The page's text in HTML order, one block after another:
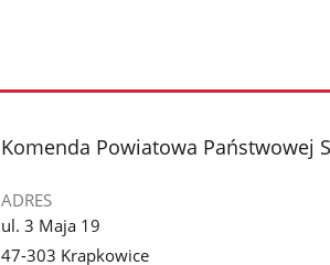
stopka
Komenda Powiatowa Państwowej
ADRES
ul. 3 Maja 19
47-303 Krapkowice